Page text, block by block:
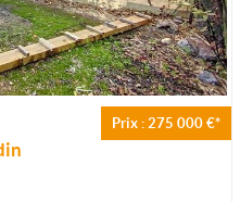
Prix : 275 000 €*